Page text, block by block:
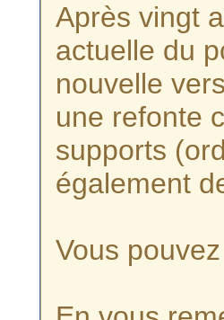
Après vingt
actuelle du
nouvelle
une refonte
supports
également
Vous